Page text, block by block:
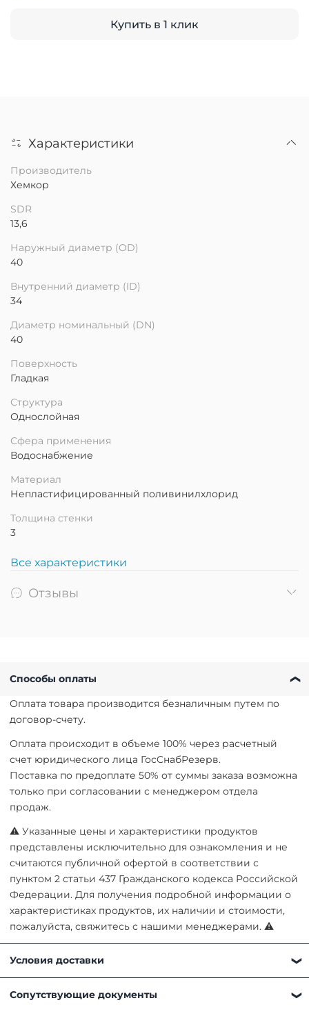
Купить в 1 клик
Характеристики
Производитель
Хемкор
SDR
13,6
Наружный диаметр (OD)
40
Внутренний диаметр (ID)
34
Диаметр номинальный (DN)
40
Поверхность
Гладкая
Структура
Однослойная
Сфера применения
Водоснабжение
Материал
Непластифицированный поливинилхлорид
Толщина стенки
3
Все характеристики
Отзывы
Способы оплаты
Оплата товара производится безналичным путем по
договор-счету.
Оплата происходит в объеме 100% через расчетный
счет юридического лица ГосСнабРезерв.
Поставка по предоплате 50% от суммы заказа возможна
только при согласовании с менеджером отдела
продаж.
⚠ Указанные цены и характеристики продуктов
представлены исключительно для ознакомления и не
считаются публичной офертой в соответствии с
пунктом 2 статьи 437 Гражданского кодекса Российской
Федерации. Для получения подробной информации о
характеристиках продуктов, их наличии и стоимости,
пожалуйста, свяжитесь с нашими менеджерами. ⚠
Условия доставки
способом:
Сопутствующие документы